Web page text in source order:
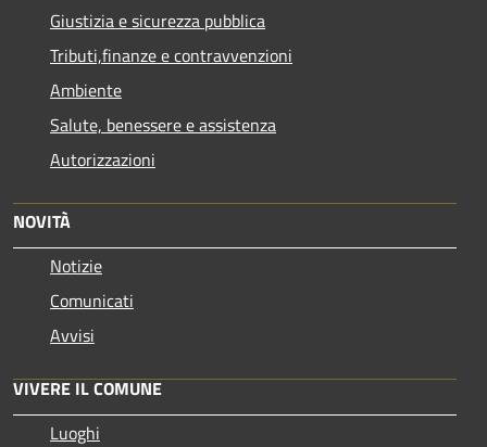
Giustizia e sicurezza pubblica
Tributi,finanze e contravvenzioni
Ambiente
Salute, benessere e assistenza
Autorizzazioni
NOVITÀ
Notizie
Comunicati
Avvisi
VIVERE IL COMUNE
Luoghi